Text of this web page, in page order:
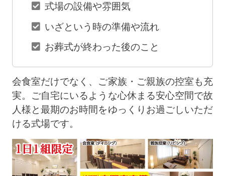
式場の設備や雰囲気
いざという時の準備や流れ
お葬式が終わった後のこと
会食室だけでなく、ご家族・ご親族の控室も充
実。ご自宅にいるような心休まる安心空間で故
人様と最期のお時間をゆっくりお過ごしいただ
ける式場です。